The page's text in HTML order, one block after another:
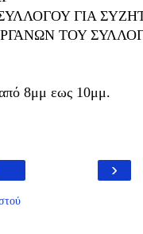
ΓΙΑ
ΤΟΥ
από 8μμ εως 10μμ.
›